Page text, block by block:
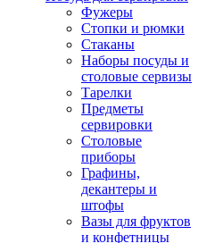
Фужеры
Стопки и рюмки
Стаканы
Наборы посуды и
столовые сервизы
Тарелки
Предметы
сервировки
Столовые
приборы
Графины,
декантеры и
штофы
Вазы для фруктов
и конфетницы